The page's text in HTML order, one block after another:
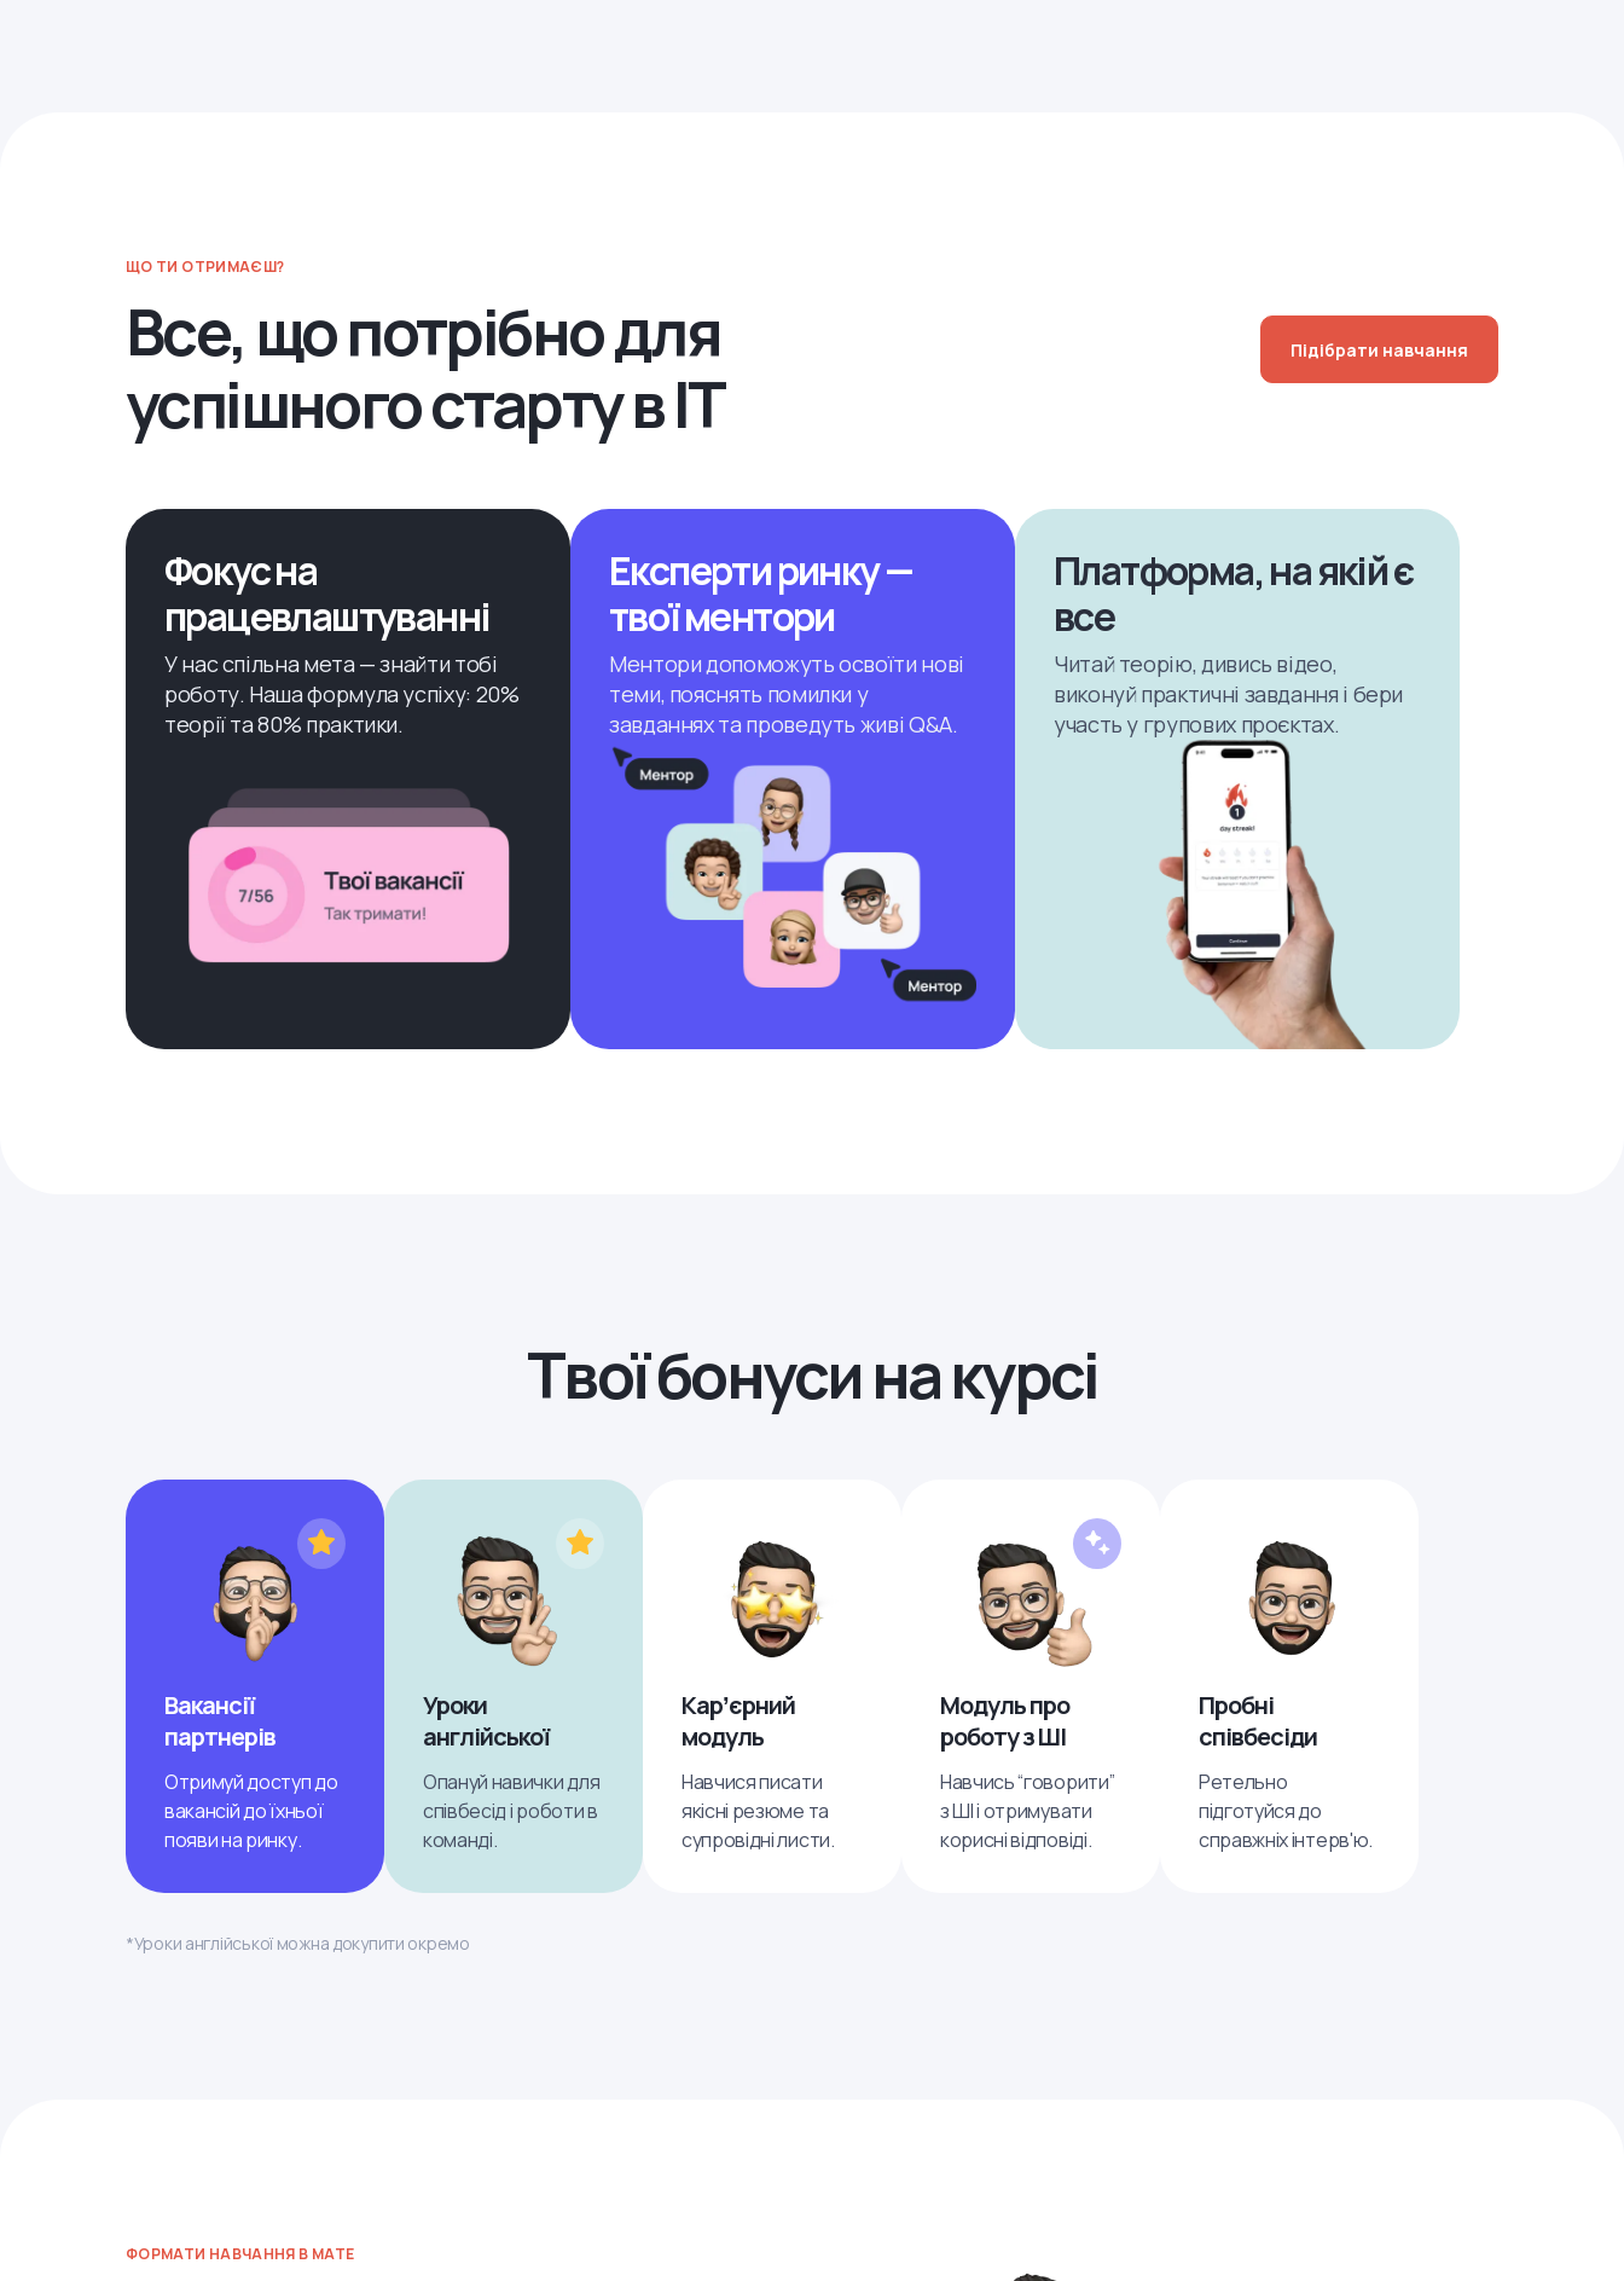
ЩО ТИ ОТРИМАЄШ?
Все, що потрібно для
успішного старту в IT
Підібрати навчання
Фокус на
працевлаштуванні
У нас спільна мета — знайти тобі
роботу. Наша формула успіху: 20%
теорії та 80% практики.
Експерти ринку —
твої ментори
Ментори допоможуть освоїти нові
теми, пояснять помилки у
завданнях та проведуть живі Q&A.
Платформа, на якій є
все
Читай теорію, дивись відео,
виконуй практичні завдання і бери
участь у групових проєктах.
Твої бонуси на курсі
Вакансії
партнерів
Отримуй доступ до
вакансій до їхньої
появи на ринку.
Уроки
англійської
Опануй навички для
співбесід і роботи в
команді.
Карʼєрний
модуль
Навчися писати
якісні резюме та
супровідні листи.
Модуль про
роботу з ШІ
Навчись “говорити”
з ШІ і отримувати
корисні відповіді.
Пробні
співбесіди
Ретельно
підготуйся до
справжніх інтерв'ю.
*Уроки англійської можна докупити окремо
ФОРМАТИ НАВЧАННЯ В MATE